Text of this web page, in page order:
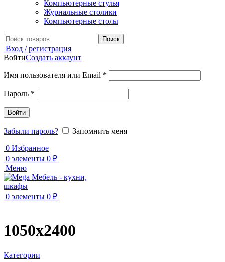
Компьютерные стулья
Журнальные столики
Компьютерные столы
Поиск
Вход / регистрация
ВойтиСоздать аккаунт
Имя пользователя или Email *
Пароль *
Войти
Забыли пароль?
Запомнить меня
0 Избранное
0 элементы 0 ₽
Меню
0 элементы 0 ₽
1050х2400
Категории